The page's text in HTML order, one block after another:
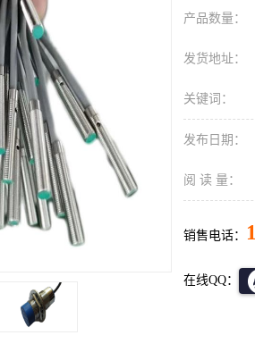
产品数量：
发货地址：
关键词：
发布日期：
阅 读 量：
销售电话：
在线QQ：